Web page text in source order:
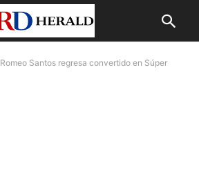
Romeo Santos regresa convertido en Súper